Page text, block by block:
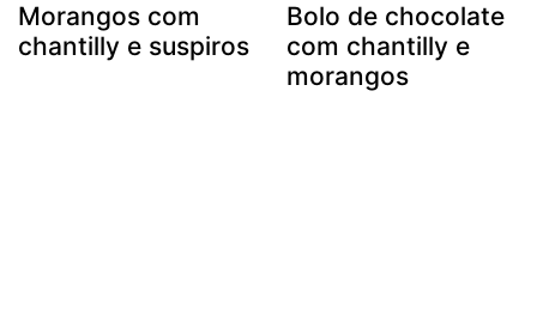
Morangos com
chantilly e suspiros
Bolo de chocolate
com chantilly e
morangos